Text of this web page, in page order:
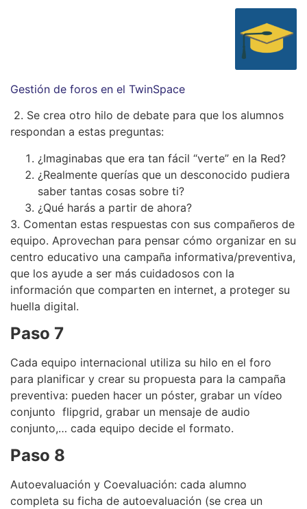
Gestión de foros en el TwinSpace
2. Se crea otro hilo de debate para que los alumnos
respondan a estas preguntas:
¿Imaginabas que era tan fácil “verte” en la Red?
¿Realmente querías que un desconocido pudiera
saber tantas cosas sobre ti?
¿Qué harás a partir de ahora?
3. Comentan estas respuestas con sus compañeros de
equipo. Aprovechan para pensar cómo organizar en su
centro educativo una campaña informativa/preventiva,
que los ayude a ser más cuidadosos con la
información que comparten en internet, a proteger su
huella digital.
Paso 7
Cada equipo internacional utiliza su hilo en el foro
para planificar y crear su propuesta para la campaña
preventiva: pueden hacer un póster, grabar un vídeo
conjunto flipgrid, grabar un mensaje de audio
conjunto,… cada equipo decide el formato.
Paso 8
Autoevaluación y Coevaluación: cada alumno
completa su ficha de autoevaluación (se crea un